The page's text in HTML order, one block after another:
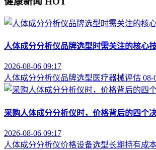
人体成分分析仪品牌选型时需关注的核心
2026-08-06 09:17
人体成分分析仪品牌选型 医疗器械评估 08-
采购人体成分分析仪时，价格背后的四个
2026-08-06 09:17
人体成分分析仪价格设备选型长期持有成